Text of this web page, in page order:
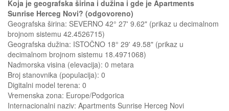
Koja je geografska širina i dužina i gde je Apartments
Sunrise Herceg Novi? (odgovoreno)
Geografska širina: SEVERNO 42° 27' 9.62" (prikaz u decimalnom
brojnom sistemu 42.4526715)
Geografska dužina: ISTOČNO 18° 29' 49.58" (prikaz u
decimalnom brojnom sistemu 18.4971068)
Nadmorska visina (elevacija): 0 metara
Broj stanovnika (populacija): 0
Digitalni model terena: 0
Vremenska zona: Europe/Podgorica
Internacionalni naziv: Apartments Sunrise Herceg Novi